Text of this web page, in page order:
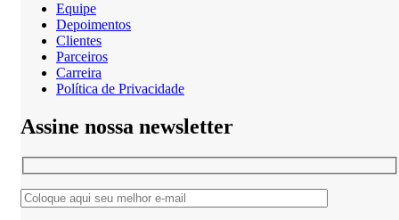
Equipe
Depoimentos
Clientes
Parceiros
Carreira
Política de Privacidade
Assine nossa newsletter